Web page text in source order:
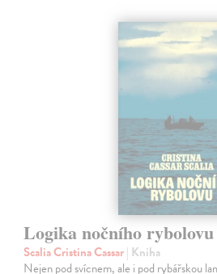
Logika nočního rybolovu
Scalia Cristina Cassar| Kniha
Nejen pod svícnem, ale i pod rybářskou